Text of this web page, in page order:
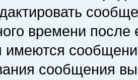
времени
сообщения